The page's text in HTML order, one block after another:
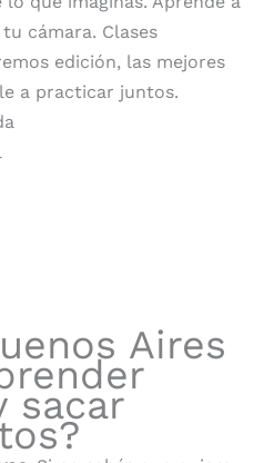
cámara. Clases
edición, las mejores
a practicar juntos.
Aires
sacar